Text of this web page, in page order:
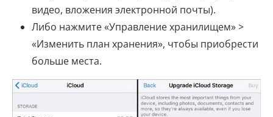
видео, вложения электронной почты).
Либо нажмите «Управление хранилищем» >
«Изменить план хранения», чтобы приобрести
больше места.